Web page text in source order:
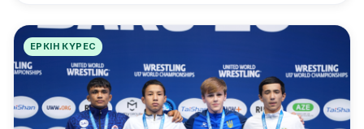
ЕРКІН КҮРЕС